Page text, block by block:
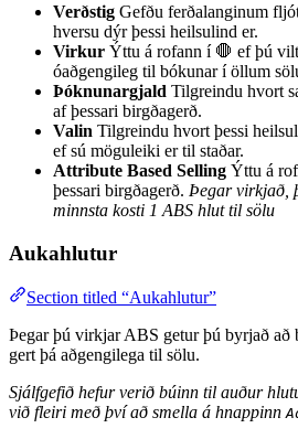
Verðstig Gefðu ferðalanginum
hversu dýr þessi heilsulind er.
Virkur Ýttu á rofann í 🛑 ef þú
óaðgengileg til bókunar í öllum
Þóknunargjald Tilgreindu hvort
af þessari birgðagerð.
Valin Tilgreindu hvort þessi
ef sú möguleiki er til staðar.
Attribute Based Selling Ýttu á
þessari birgðagerð. Þegar virkjað,
minnsta kosti 1 ABS hlut til sölu
Aukahlutur
Section titled “Aukahlutur”
Þegar þú virkjar ABS getur þú byrjað
gert þá aðgengilega til sölu.
Sjálfgefið hefur verið búinn til auður
við fleiri með því að smella á hnappinn